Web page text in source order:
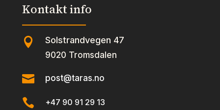
Kontakt info
 Solstrandvegen 47
9020 Tromsdalen
 post@taras.no
 +47 90 91 29 13